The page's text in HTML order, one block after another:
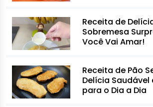
Receita de
Sobremesa
Você Vai Amar!
Receita de Pão
Delícia Saudável
para o Dia a Dia